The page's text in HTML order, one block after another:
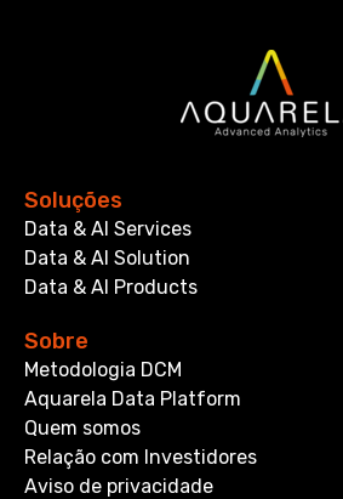
Soluções
Data & AI Services
Data & AI Solution
Data & AI Products
Sobre
Metodologia DCM
Aquarela Data Platform
Quem somos
Relação com Investidores
Aviso de privacidade